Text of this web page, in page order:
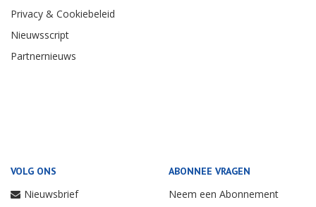
Privacy & Cookiebeleid
Nieuwsscript
Partnernieuws
VOLG ONS
Nieuwsbrief
ABONNEE VRAGEN
Neem een Abonnement